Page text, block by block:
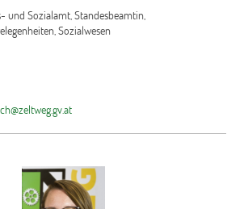
und Sozialamt, Standesbeamtin,
Sozialwesen